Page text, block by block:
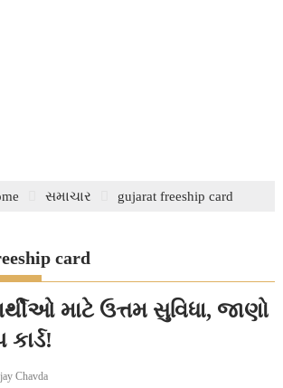
સમાચાર gujarat freeship card
card
માટે ઉત્તમ સુવિધા, જાણો
Chavda